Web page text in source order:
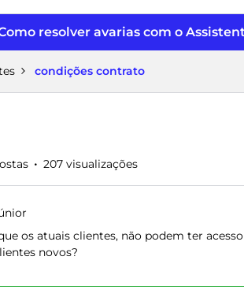
resolver avarias com o
condições contrato
207 visualizações
os atuais clientes, não podem ter
novos?